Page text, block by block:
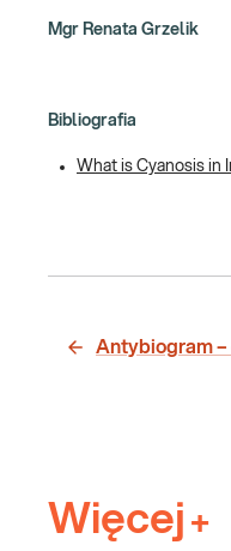
Mgr Renata Grzelik
Bibliografia
What is Cyanosis in
Antybiogram –
Więcej +